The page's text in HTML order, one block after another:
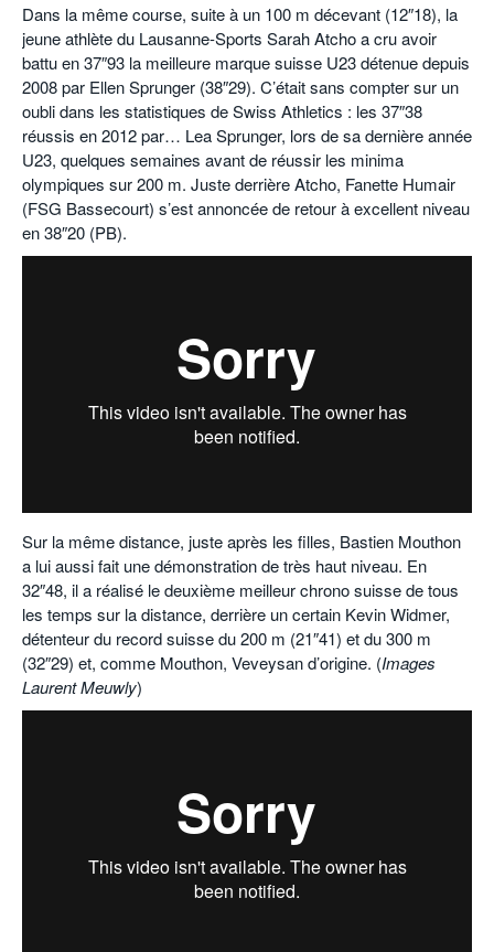
Dans la même course, suite à un 100 m décevant (12″18), la
jeune athlète du Lausanne-Sports Sarah Atcho a cru avoir
battu en 37″93 la meilleure marque suisse U23 détenue depuis
2008 par Ellen Sprunger (38″29). C’était sans compter sur un
oubli dans les statistiques de Swiss Athletics : les 37″38
réussis en 2012 par… Lea Sprunger, lors de sa dernière année
U23, quelques semaines avant de réussir les minima
olympiques sur 200 m. Juste derrière Atcho, Fanette Humair
(FSG Bassecourt) s’est annoncée de retour à excellent niveau
en 38″20 (PB).
Sur la même distance, juste après les filles, Bastien Mouthon
a lui aussi fait une démonstration de très haut niveau. En
32″48, il a réalisé le deuxième meilleur chrono suisse de tous
les temps sur la distance, derrière un certain Kevin Widmer,
détenteur du record suisse du 200 m (21″41) et du 300 m
(32″29) et, comme Mouthon, Veveysan d’origine. (Images
Laurent Meuwly)